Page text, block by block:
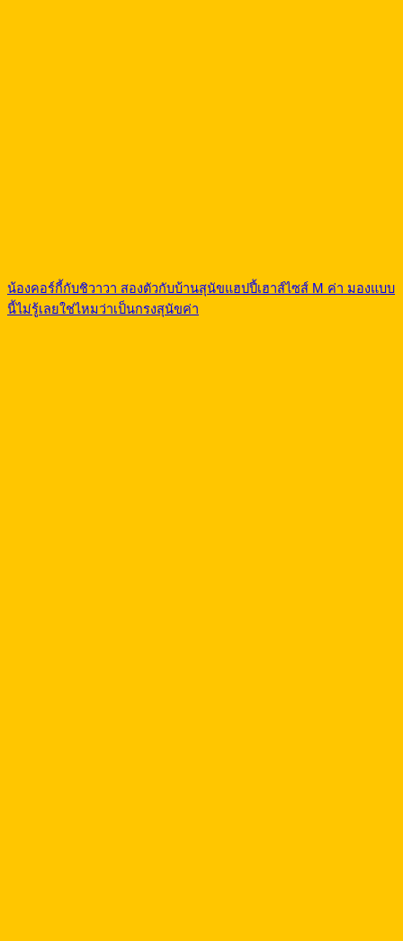
น้องคอร์กี้กับชิวาวา สองตัวกับบ้านสุนัขแฮปปี้เฮาส์ไซส์ M ค่า มองแบบ
นี้ไม่รู้เลยใช่ไหมว่าเป็นกรงสุนัขค่า